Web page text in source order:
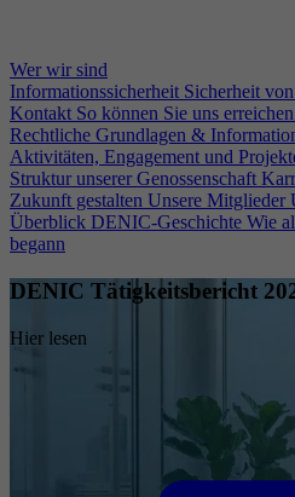
Wer wir sind
Informationssicherheit Sicherheit
Kontakt So können Sie uns erreichen
Rechtliche Grundlagen &
Aktivitäten, Engagement und
Struktur unserer Genossenschaft
Zukunft gestalten Unsere Mitglieder
Überblick DENIC-Geschichte Wie
begann
DENIC Tätigkeitsbericht
Hier lesen